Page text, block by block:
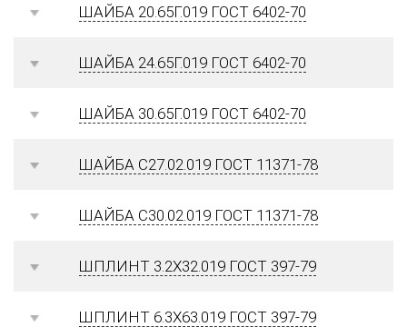
ШАЙБА 20.65Г.019 ГОСТ 6402-70
ШАЙБА 24.65Г.019 ГОСТ 6402-70
ШАЙБА 30.65Г.019 ГОСТ 6402-70
ШАЙБА С27.02.019 ГОСТ 11371-78
ШАЙБА С30.02.019 ГОСТ 11371-78
ШПЛИНТ 3.2Х32.019 ГОСТ 397-79
ШПЛИНТ 6.3Х63.019 ГОСТ 397-79